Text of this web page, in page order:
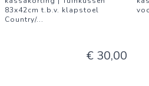
83x42cm t.b.v. klapstoel
Country/...
€ 30,00